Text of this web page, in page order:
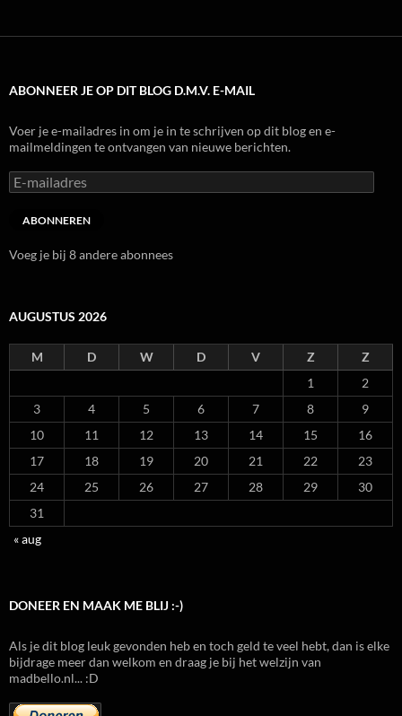
ABONNEER JE OP DIT BLOG D.M.V. E-MAIL
Voer je e-mailadres in om je in te schrijven op dit blog en e-
mailmeldingen te ontvangen van nieuwe berichten.
E-
mailadres
ABONNEREN
Voeg je bij 8 andere abonnees
AUGUSTUS 2026
M D W D V Z
Z
1
2
3
4 5 6 7 8
9
10
11 12 13 14 15
16
17
18 19 20 21 22
23
24
25 26 27 28 29
30
31
« aug
DONEER EN MAAK ME BLIJ :-)
Als je dit blog leuk gevonden heb en toch geld te veel hebt, dan is elke
bijdrage meer dan welkom en draag je bij het welzijn van
madbello.nl... :D